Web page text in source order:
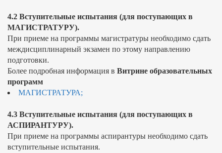
4.2 Вступительные испытания (для поступающих в
МАГИСТРАТУРУ).
При приеме на программы магистратуры необходимо сдать
междисциплинарный экзамен по этому направлению
подготовки.
Более подробная информация в Витрине образовательных
программ
МАГИСТРАТУРА;
4.3 Вступительные испытания (для поступающих в
АСПИРАНТУРУ).
При приеме на программы аспирантуры необходимо сдать
вступительные испытания.